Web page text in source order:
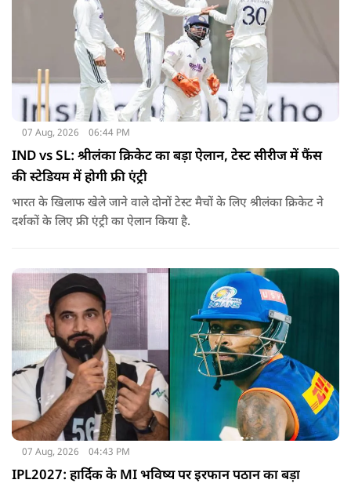
07 Aug, 2026 06:44 PM
IND vs SL: श्रीलंका क्रिकेट का बड़ा ऐलान, टेस्ट सीरीज में फैंस
की स्टेडियम में होगी फ्री एंट्री
भारत के खिलाफ खेले जाने वाले दोनों टेस्ट मैचों के लिए श्रीलंका क्रिकेट ने
दर्शकों के लिए फ्री एंट्री का ऐलान किया है.
07 Aug, 2026 04:43 PM
IPL2027: हार्दिक के MI भविष्य पर इरफान पठान का बड़ा